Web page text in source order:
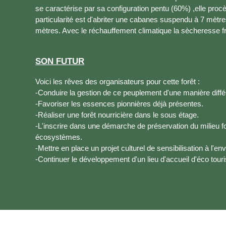
se caractérise par sa configuration pentu (60%) ,elle
particularité est d'abriter une cabanes suspendu à 7
mètres. Avec le réchauffement climatique la sècheresse
SON FUTUR
Voici les rêves des organisateurs pour cette forêt :
-Conduire la gestion de ce peuplement d'une manière
-Favoriser les essences pionnières déjà présentes.
-Réaliser une forêt nourricière dans le sous étage.
-L'inscrire dans une démarche de préservation du milieu
écosystèmes.
-Mettre en place un projet culturel de sensibilisation à
-Continuer le développement d'un lieu d'accueil d'éco